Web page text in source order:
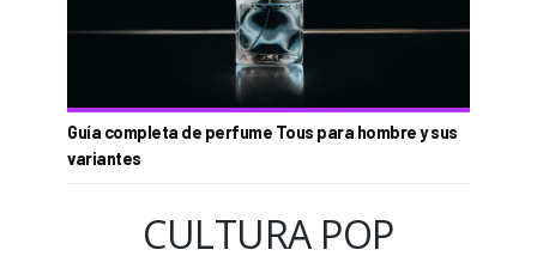
Guía completa de perfume Tous para hombre y sus
variantes
CULTURA POP